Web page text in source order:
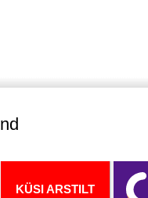
KÜSI ARSTILT